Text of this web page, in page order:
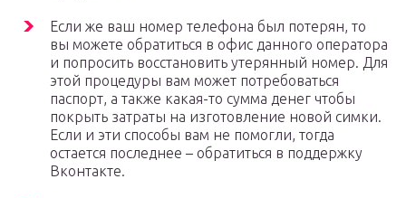
Если же ваш номер телефона был потерян, то
вы можете обратиться в офис данного оператора
и попросить восстановить утерянный номер. Для
этой процедуры вам может потребоваться
паспорт, а также какая-то сумма денег чтобы
покрыть затраты на изготовление новой симки.
Если и эти способы вам не помогли, тогда
остается последнее – обратиться в поддержку
Вконтакте.